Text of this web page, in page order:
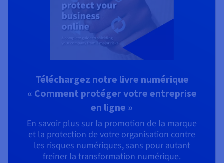
Téléchargez notre livre numérique
« Comment protéger votre entreprise
en ligne »
En savoir plus sur la promotion de la marque
et la protection de votre organisation contre
les risques numériques, sans pour autant
freiner la transformation numérique.